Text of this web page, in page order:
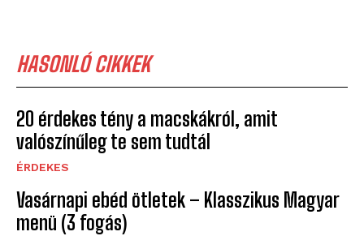
HASONLÓ CIKKEK
20 érdekes tény a macskákról, amit
valószínűleg te sem tudtál
ÉRDEKES
Vasárnapi ebéd ötletek – Klasszikus Magyar
menü (3 fogás)